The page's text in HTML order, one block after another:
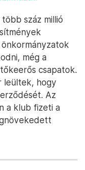
száz millió
még a
csapatok.
leültek, hogy
Az
a klub fizeti a